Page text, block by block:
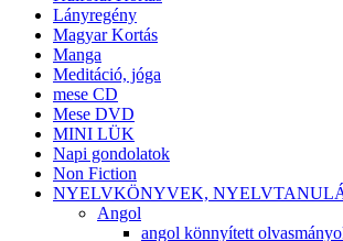
Lányregény
Magyar Kortás
Manga
Meditáció, jóga
mese CD
Mese DVD
MINI LÜK
Napi gondolatok
Non Fiction
NYELVKÖNYVEK,
Angol
angol könnyített